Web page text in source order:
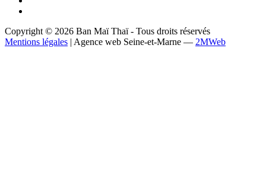
Copyright © 2026 Ban Maï Thaï - Tous droits réservés
Mentions légales | Agence web Seine-et-Marne — 2MWeb